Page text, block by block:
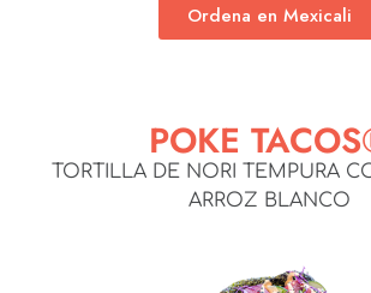
Ordena en Mexicali
POKE
TORTILLA DE NORI TEMPURA
ARROZ BLANCO